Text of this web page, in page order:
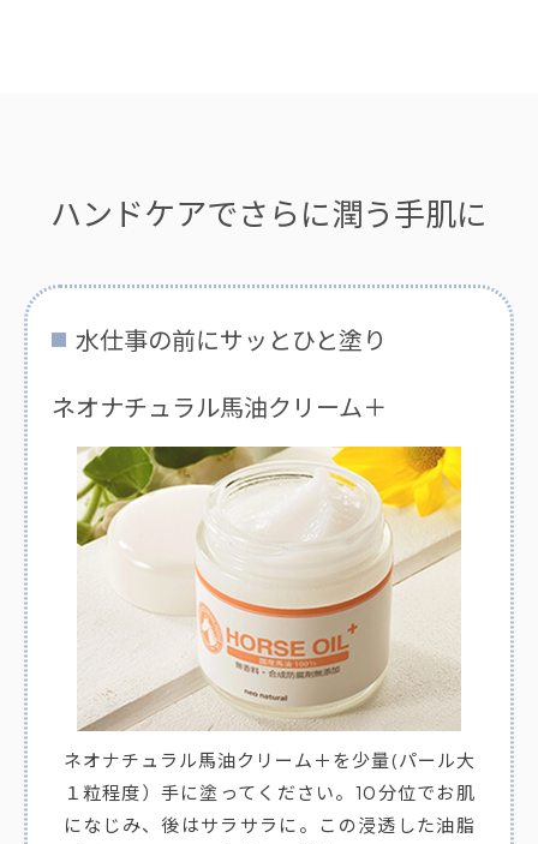
ハンドケアでさらに潤う手肌に
水仕事の前にサッとひと塗り
ネオナチュラル馬油クリーム＋
ネオナチュラル馬油クリーム＋を少量(パール大
１粒程度）手に塗ってください。10分位でお肌
になじみ、後はサラサラに。この浸透した油脂